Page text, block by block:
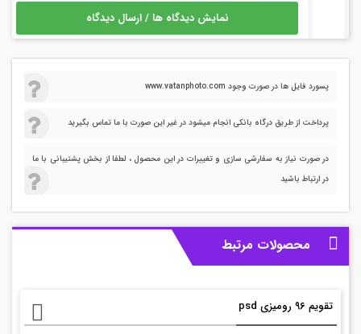
نمایش دیدگاه ها / ارسال دیدگاه
پسورد فایل ها در صورت وجود www.vatanphoto.com
پرداخت از طریق درگاه بانکی انجام میشود در غیر این صورت با ما تماس بگیرید
در صورت نیاز به سفارشی سازی و تغییرات در این محصول ، لطفا از بخش پشتیبانی با ما
در ارتباط باشید
محصولات مرتبط
تقویم ۹۶ رومیزی psd